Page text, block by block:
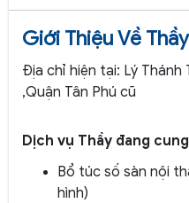
Giới Thiệu Về Thầy
Địa chỉ hiện tại: Lý
,Quận Tân Phú cũ
Dịch vụ Thầy đang
Bổ túc số sàn nội
hình)